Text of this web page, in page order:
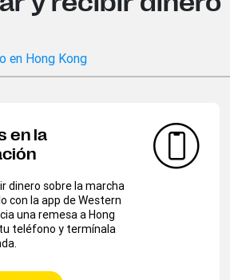
en Hong Kong
en la
dinero sobre la marcha
con la app de Western
una remesa a Hong
teléfono y termínala